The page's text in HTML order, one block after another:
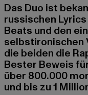
Das Duo ist
russischen
Beats und den
selbstironischen
die beiden die
Bester Beweis
über 800.000
und bis zu 1